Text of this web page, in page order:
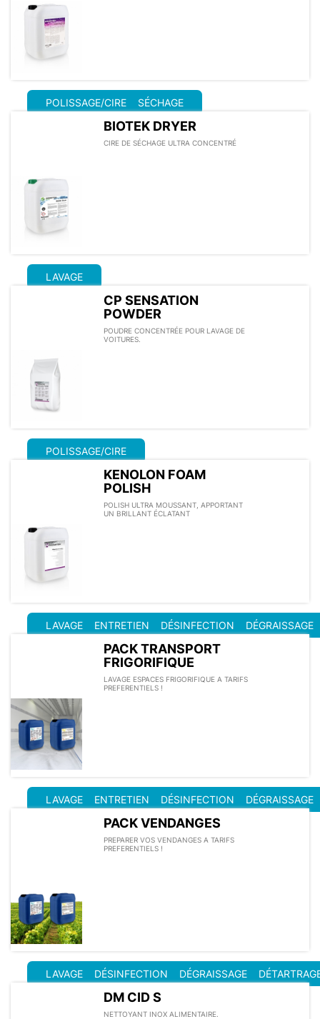
POLISSAGE/CIRE SÉCHAGE
BIOTEK DRYER
CIRE DE SÉCHAGE ULTRA CONCENTRÉ
LAVAGE
CP SENSATION
POWDER
POUDRE CONCENTRÉE POUR LAVAGE DE
VOITURES.
POLISSAGE/CIRE
KENOLON FOAM
POLISH
POLISH ULTRA MOUSSANT, APPORTANT
UN BRILLANT ÉCLATANT
LAVAGE ENTRETIEN DÉSINFECTION DÉGRAISSAGE
PACK TRANSPORT
FRIGORIFIQUE
LAVAGE ESPACES FRIGORIFIQUE A TARIFS
PREFERENTIELS !
LAVAGE ENTRETIEN DÉSINFECTION DÉGRAISSAGE
PACK VENDANGES
PREPARER VOS VENDANGES A TARIFS
PREFERENTIELS !
LAVAGE DÉSINFECTION DÉGRAISSAGE
DM CID S
NETTOYANT INOX ALIMENTAIRE.